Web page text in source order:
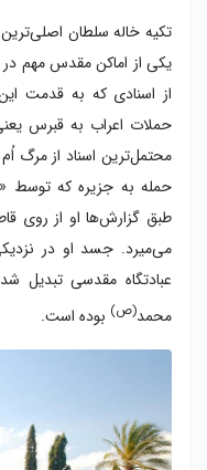
تکیه‌ خاله سلطان
یکی از اماکن مقدس مهم
از اسنادی که به قدمت این
محتمل‌ترین اسناد از مرگ
حمله به جزیره که توسط
طبق گزارش‌ها او از روی
می‌میرد. جسد او در
عبادتگاه مقدسی تبدیل
محمد(ص) بوده است.